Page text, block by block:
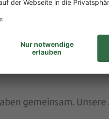
und
Arbeitgeber
Netzwerk „DITO
um Karriere und
gemeinsam.